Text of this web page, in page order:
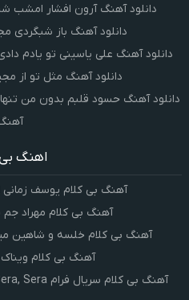
دانلود آهنگ آرون افشار
دانلود آهنگ باز
دانلود آهنگ علی یاسینی تو یادم
دانلود آهنگ مثل تو از
دانلود آهنگ حسود قلبم بدون من
اهنگ
آهنگ بی کلام یوسف زمانی
آهنگ بی کلام مهراد
آهنگ بی کلام خلسه و شاهین
آهنگ بی کلام ویناک
آهنگ بی کلام سریال فرام Que Sera, Sera از Jack Jezzro – رایگان